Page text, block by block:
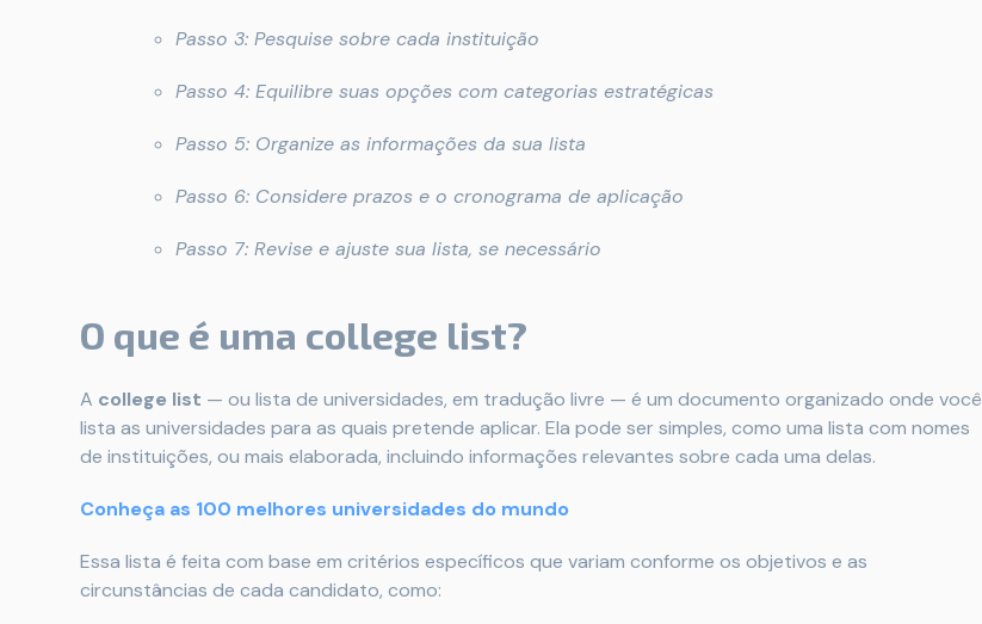
Passo 3: Pesquise sobre cada instituição
Passo 4: Equilibre suas opções com categorias estratégicas
Passo 5: Organize as informações da sua lista
Passo 6: Considere prazos e o cronograma de aplicação
Passo 7: Revise e ajuste sua lista, se necessário
O que é uma college list?
A college list — ou lista de universidades, em tradução livre — é um documento organizado onde você
lista as universidades para as quais pretende aplicar. Ela pode ser simples, como uma lista com nomes
de instituições, ou mais elaborada, incluindo informações relevantes sobre cada uma delas.
Conheça as 100 melhores universidades do mundo
Essa lista é feita com base em critérios específicos que variam conforme os objetivos e as
circunstâncias de cada candidato, como: